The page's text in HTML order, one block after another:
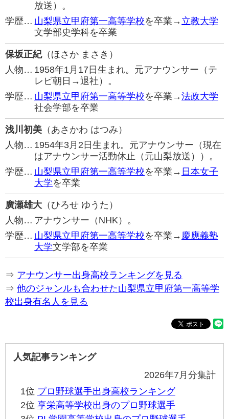
放送）。
学歴… 山梨県立甲府第一高等学校を卒業→ 立教大学
文学部史学科を卒業
保坂正紀（ほさか まさき）
人物… 1958年1月17日生まれ。元アナウンサー（テ
レビ朝日→退社）。
学歴… 山梨県立甲府第一高等学校を卒業→法政大学
社会学部を卒業
浅川初美 （あさかわ はつみ）
人物… 1954年3月2日生まれ。元アナウンサー（現在
はアナウンサー活動休止（元山梨放送））。
学歴… 山梨県立甲府第一高等学校を卒業→ 日本女子
大学を卒業
廣瀬雄大 （ひろせ ゆうた）
人物… アナウンサー（NHK）。
学歴… 山梨県立甲府第一高等学校を卒業→ 慶應義塾
大学文学部を卒業
⇒ アナウンサー出身高校ランキングを見る
⇒ 他のジャンルも合わせた山梨県立甲府第一高等学
校出身有名人を見る
人気記事ランキング
2026年7月分集計
1位 プロ野球選手出身高校ランキング
2位 享栄高等学校出身のプロ野球選手